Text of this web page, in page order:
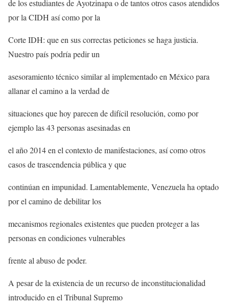
de los estudiantes de Ayotzinapa o de tantos otros casos atendidos
por la CIDH así como por la
Corte IDH: que en sus correctas peticiones se haga justicia.
Nuestro país podría pedir un
asesoramiento técnico similar al implementado en México para
allanar el camino a la verdad de
situaciones que hoy parecen de difícil resolución, como por
ejemplo las 43 personas asesinadas en
el año 2014 en el contexto de manifestaciones, así como otros
casos de trascendencia pública y que
continúan en impunidad. Lamentablemente, Venezuela ha optado
por el camino de debilitar los
mecanismos regionales existentes que pueden proteger a las
personas en condiciones vulnerables
frente al abuso de poder.
A pesar de la existencia de un recurso de inconstitucionalidad
introducido en el Tribunal Supremo